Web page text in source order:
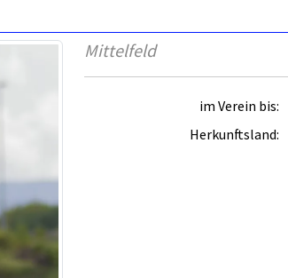
Mittelfeld
im Verein bis:
Herkunftsland: